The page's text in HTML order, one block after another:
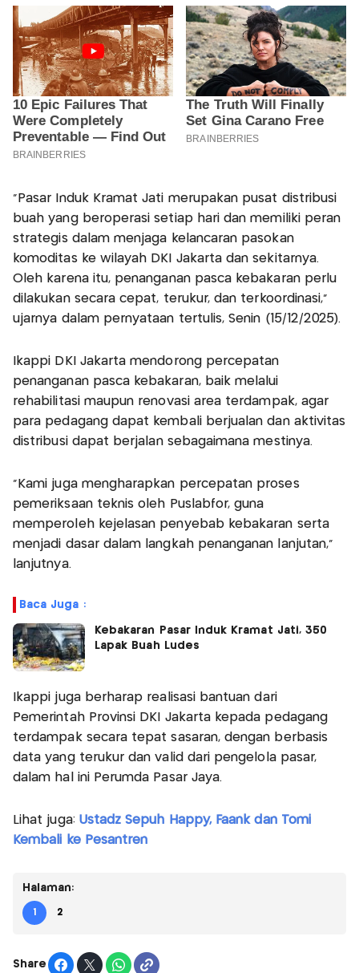
"Pasar Induk Kramat Jati merupakan pusat distribusi
buah yang beroperasi setiap hari dan memiliki peran
strategis dalam menjaga kelancaran pasokan
komoditas ke wilayah DKI Jakarta dan sekitarnya.
Oleh karena itu, penanganan pasca kebakaran perlu
dilakukan secara cepat, terukur, dan terkoordinasi,"
ujarnya dalam pernyataan tertulis, Senin (15/12/2025).
Ikappi DKI Jakarta mendorong percepatan
penanganan pasca kebakaran, baik melalui
rehabilitasi maupun renovasi area terdampak, agar
para pedagang dapat kembali berjualan dan aktivitas
distribusi dapat berjalan sebagaimana mestinya.
"Kami juga mengharapkan percepatan proses
pemeriksaan teknis oleh Puslabfor, guna
memperoleh kejelasan penyebab kebakaran serta
menjadi dasar dalam langkah penanganan lanjutan,"
lanjutnya.
Baca Juga :
Kebakaran Pasar Induk Kramat Jati, 350
Lapak Buah Ludes
Ikappi juga berharap realisasi bantuan dari
Pemerintah Provinsi DKI Jakarta kepada pedagang
terdampak secara tepat sasaran, dengan berbasis
data yang terukur dan valid dari pengelola pasar,
dalam hal ini Perumda Pasar Jaya.
Lihat juga: Ustadz Sepuh Happy, Faank dan Tomi
Kembali ke Pesantren
Halaman:
1 2
Share